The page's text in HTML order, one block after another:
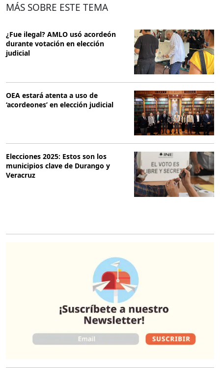
MÁS SOBRE ESTE TEMA
¿Fue ilegal? AMLO usó acordeón
durante votación en elección
judicial
OEA estará atenta a uso de
‘acordeones’ en elección judicial
Elecciones 2025: Estos son los
municipios clave de Durango y
Veracruz